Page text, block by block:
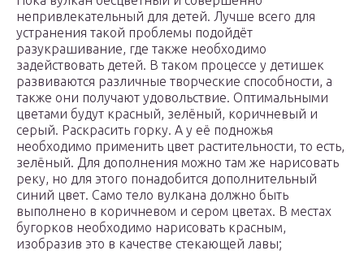
непривлекательный для детей. Лучше всего для
устранения такой проблемы подойдёт
разукрашивание, где также необходимо
задействовать детей. В таком процессе у детишек
развиваются различные творческие способности, а
также они получают удовольствие. Оптимальными
цветами будут красный, зелёный, коричневый и
серый. Раскрасить горку. А у её подножья
необходимо применить цвет растительности, то есть,
зелёный. Для дополнения можно там же нарисовать
реку, но для этого понадобится дополнительный
синий цвет. Само тело вулкана должно быть
выполнено в коричневом и сером цветах. В местах
бугорков необходимо нарисовать красным,
изобразив это в качестве стекающей лавы;